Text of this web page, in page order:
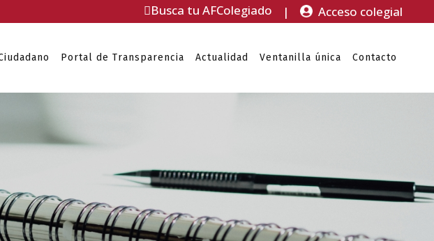
Busca tu AFColegiado | Acceso colegial
Portal de Transparencia Actualidad Ventanilla única Contacto